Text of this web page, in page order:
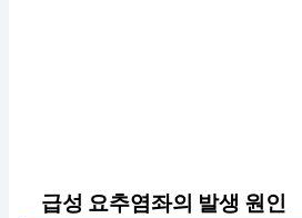
급성 요추염좌의 발생 원인